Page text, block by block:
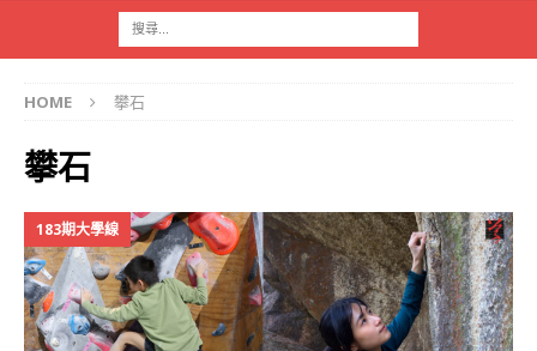
HOME 攀石
攀石
183期大學線